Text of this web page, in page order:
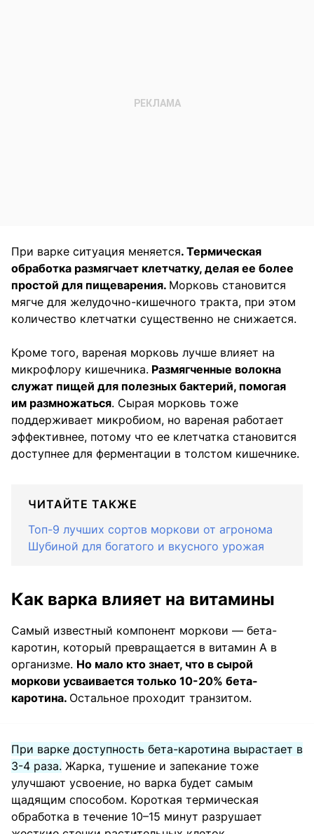
При варке ситуация меняется. Термическая
обработка размягчает клетчатку, делая ее более
простой для пищеварения. Морковь становится
мягче для желудочно-кишечного тракта, при этом
количество клетчатки существенно не снижается.
Кроме того, вареная морковь лучше влияет на
микрофлору кишечника. Размягченные волокна
служат пищей для полезных бактерий, помогая
им размножаться. Сырая морковь тоже
поддерживает микробиом, но вареная работает
эффективнее, потому что ее клетчатка становится
доступнее для ферментации в толстом кишечнике.
ЧИТАЙТЕ ТАКЖЕ
Топ-9 лучших сортов моркови от агронома
Шубиной для богатого и вкусного урожая
Как варка влияет на витамины
Самый известный компонент моркови — бета-
каротин, который превращается в витамин A в
организме. Но мало кто знает, что в сырой
моркови усваивается только 10-20% бета-
каротина. Остальное проходит транзитом.
При варке доступность бета-каротина вырастает в
3-4 раза. Жарка, тушение и запекание тоже
улучшают усвоение, но варка будет самым
щадящим способом. Короткая термическая
обработка в течение 10–15 минут разрушает